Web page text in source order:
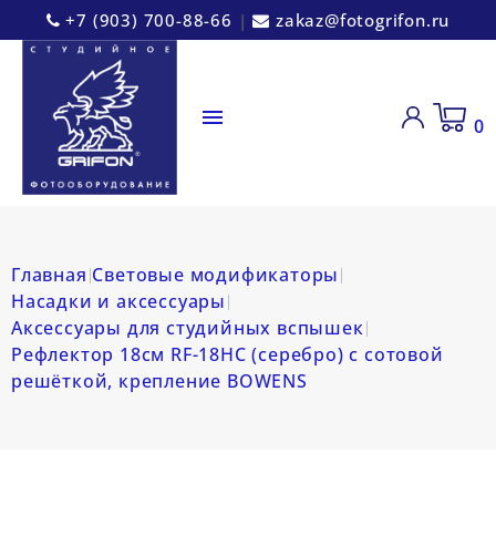
+7 (903) 700-88-66 | zakaz@fotogrifon.ru
 0
Главная Световые модификаторы
Насадки и аксессуары
Аксессуары для студийных вспышек
Рефлектор 18см RF-18HC (серебро) с сотовой
решёткой, крепление BOWENS